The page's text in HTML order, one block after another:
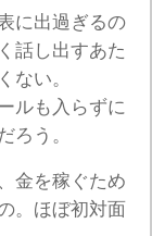
に出過ぎるの
話し出すあた
ない。
ルも入らずに
ろう。
金を稼ぐため
。ほぼ初対面